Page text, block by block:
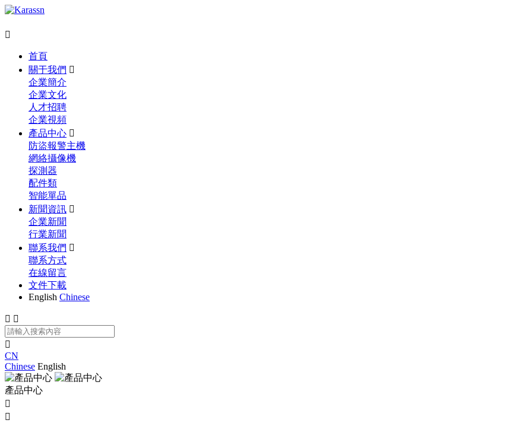

首頁
關于我們 
企業簡介
企業文化
人才招聘
企業視頻
產品中心 
防盜報警主機
網絡攝像機
探測器
配件類
智能單品
新聞資訊 
企業新聞
行業新聞
聯系我們 
聯系方式
在線留言
文件下載
English Chinese
 

CN
Chinese English
產品中心

